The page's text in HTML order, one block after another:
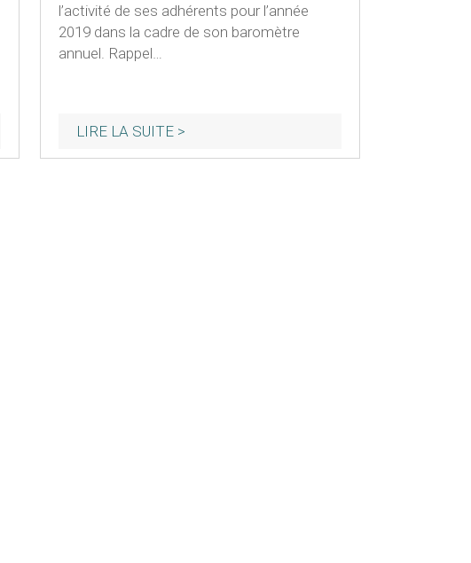
l’activité de ses adhérents pour l’année
2019 dans la cadre de son baromètre
annuel. Rappel…